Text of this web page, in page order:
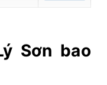
Sơn bao